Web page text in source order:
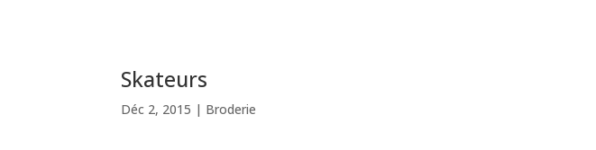
Skateurs
Déc 2, 2015 | Broderie